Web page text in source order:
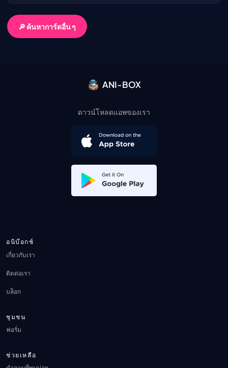
🔎 ค้นหาการ์ดอื่น ๆ
ANI-BOX
ดาวน์โหลดแอพของเรา
อนิบ๊อกช์
เกี่ยวกับเรา
ติดต่อเรา
บล็อก
ชุมชน
ฟอรั่ม
ช่วยเหลือ